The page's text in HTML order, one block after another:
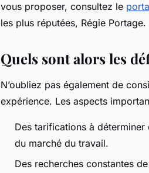
vous proposer, consultez le
les plus réputées, Régie Portage.
Quels sont alors les
N’oubliez pas également de
expérience. Les aspects
Des tarifications à
du marché du travail.
Des recherches constantes